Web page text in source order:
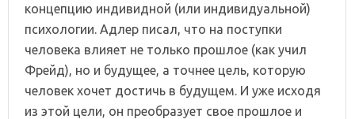
концепцию индивидной (или индивидуальной)
психологии. Адлер писал, что на поступки
человека влияет не только прошлое (как учил
Фрейд), но и будущее, а точнее цель, которую
человек хочет достичь в будущем. И уже исходя
из этой цели, он преобразует свое прошлое и